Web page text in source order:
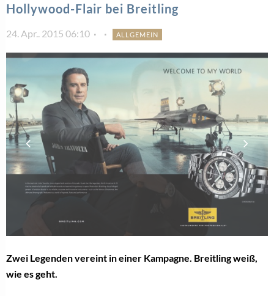
Hollywood-Flair bei Breitling
24. Apr.. 2015 06:10 ALLGEMEIN
Zwei Legenden vereint in einer Kampagne. Breitling weiß,
wie es geht.